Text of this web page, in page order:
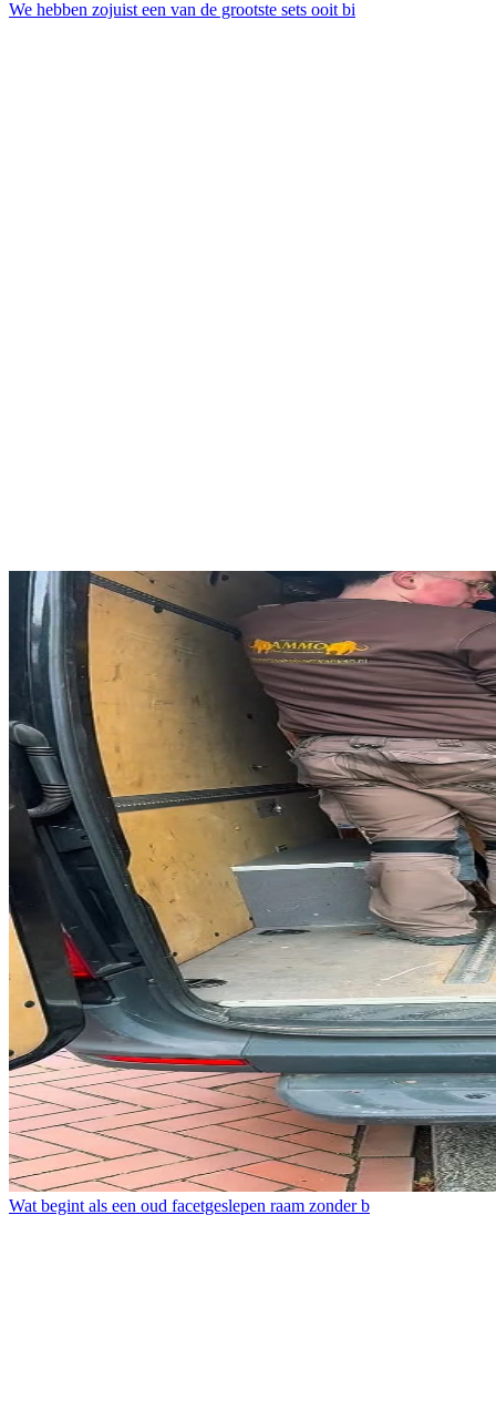
We hebben zojuist een van de grootste sets ooit bi
Wat begint als een oud facetgeslepen raam zonder b